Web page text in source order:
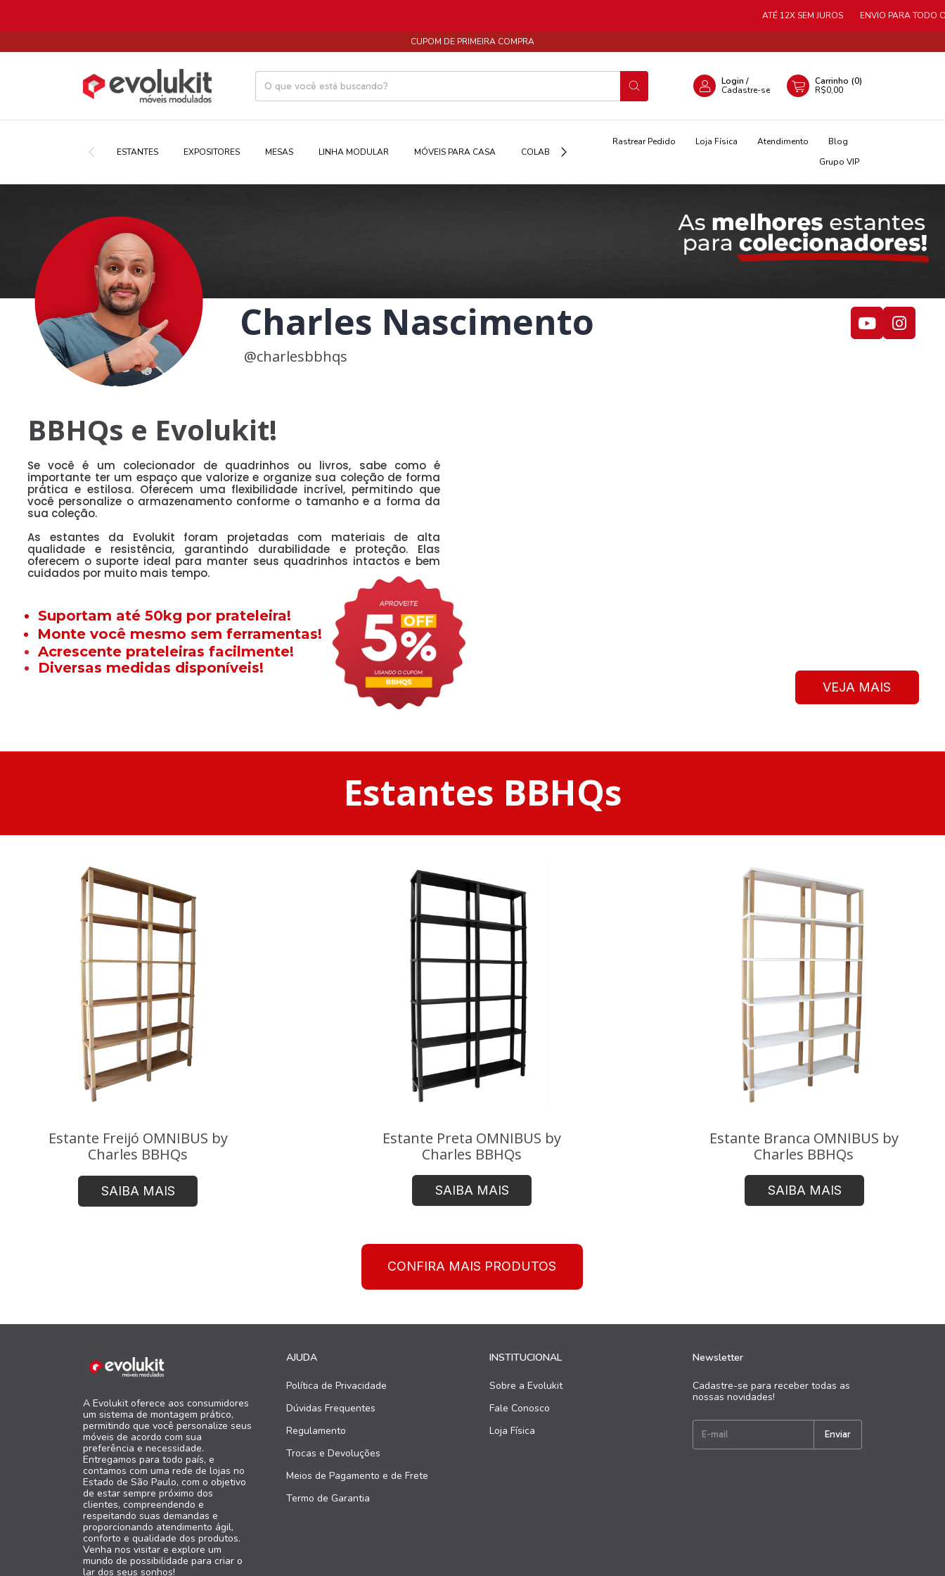
ATÉ 12X SEM JUROS ENVIO PARA TODO O
CUPOM DE PRIMEIRA COMPRA
Login /
Cadastre-se
Carrinho (0)
R$0,00
ESTANTES EXPOSITORES MESAS LINHA MODULAR MÓVEIS PARA CASA COLAB
Rastrear Pedido Loja Física Atendimento
Blog
Grupo VIP
Estantes BBHQs
CONFIRA MAIS PRODUTOS
VEJA MAIS
Se você é um colecionador de quadrinhos ou livros, sabe como é
importante ter um espaço que valorize e organize sua coleção de forma
prática e estilosa. ​ Oferecem uma flexibilidade incrível, permitindo que
você personalize o armazenamento conforme o tamanho e a forma da
sua coleção.
As estantes da Evolukit foram projetadas com materiais de alta
qualidade e resistência, garantindo durabilidade e proteção. Elas
oferecem o suporte ideal para manter seus quadrinhos intactos e bem
cuidados por muito mais tempo.
BBHQs e Evolukit!
Estante Freijó OMNIBUS by
Charles BBHQs
Estante Preta OMNIBUS by
Charles BBHQs
Estante Branca OMNIBUS by
Charles BBHQs
Charles Nascimento
@charlesbbhqs
Acrescente prateleiras facilmente!
Suportam até 50kg por prateleira!
Monte você mesmo sem ferramentas!
Diversas medidas disponíveis!
SAIBA MAIS SAIBA MAIS SAIBA MAIS
A Evolukit oferece aos consumidores
um sistema de montagem prático,
permitindo que você personalize seus
móveis de acordo com sua
preferência e necessidade.
Entregamos para todo país, e
contamos com uma rede de lojas no
Estado de São Paulo, com o objetivo
de estar sempre próximo dos
clientes, compreendendo e
respeitando suas demandas e
proporcionando atendimento ágil,
conforto e qualidade dos produtos.
Venha nos visitar e explore um
mundo de possibilidade para criar o
lar dos seus sonhos!
AJUDA
Política de Privacidade
Dúvidas Frequentes
Regulamento
Trocas e Devoluções
Meios de Pagamento e de Frete
Termo de Garantia
INSTITUCIONAL
Sobre a Evolukit
Fale Conosco
Loja Física
Newsletter
Cadastre-se para receber todas as
nossas novidades!